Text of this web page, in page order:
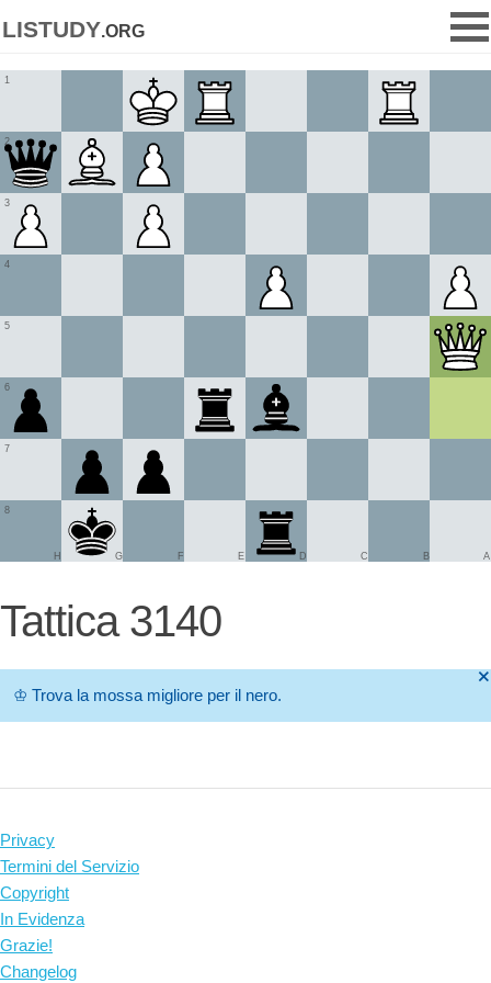
listudy.org
1
2
3
4
5
6
7
8
A
B
C
D
E
F
G
H
Tattica 3140
🞫
♔ Trova la mossa migliore per il nero.
Privacy
Termini del Servizio
Copyright
In Evidenza
Grazie!
Changelog